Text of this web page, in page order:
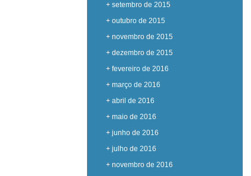
+ setembro de 2015
+ outubro de 2015
+ novembro de 2015
+ dezembro de 2015
+ fevereiro de 2016
+ março de 2016
+ abril de 2016
+ maio de 2016
+ junho de 2016
+ julho de 2016
+ novembro de 2016